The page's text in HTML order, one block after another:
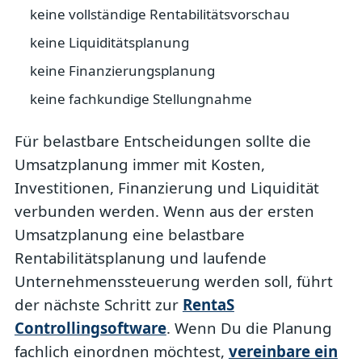
keine vollständige Rentabilitätsvorschau
keine Liquiditätsplanung
keine Finanzierungsplanung
keine fachkundige Stellungnahme
Für belastbare Entscheidungen sollte die
Umsatzplanung immer mit Kosten,
Investitionen, Finanzierung und Liquidität
verbunden werden. Wenn aus der ersten
Umsatzplanung eine belastbare
Rentabilitätsplanung und laufende
Unternehmenssteuerung werden soll, führt
der nächste Schritt zur RentaS
Controllingsoftware. Wenn Du die Planung
fachlich einordnen möchtest, vereinbare ein